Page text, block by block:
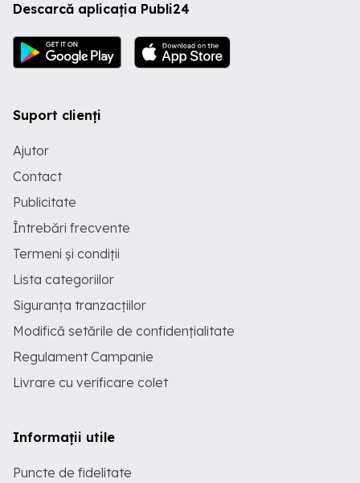
Descarcă aplicația Publi24
Suport clienți
Ajutor
Contact
Publicitate
Întrebări frecvente
Termeni și condiții
Lista categoriilor
Siguranța tranzacțiilor
Modifică setările de confidențialitate
Regulament Campanie
Livrare cu verificare colet
Informații utile
Puncte de fidelitate